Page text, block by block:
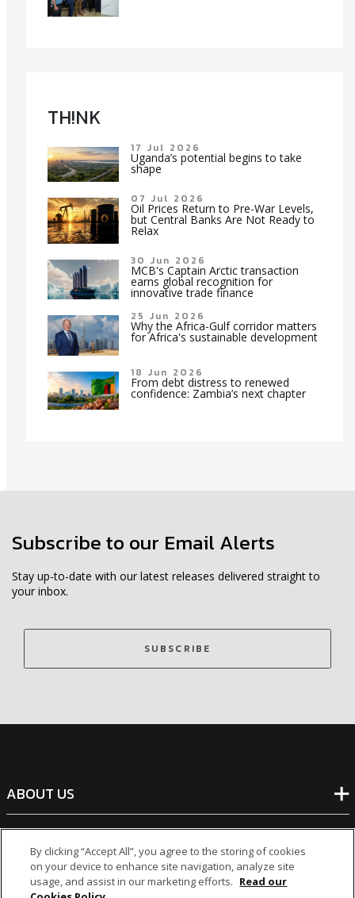
TH!NK
17 Jul 2026
Uganda’s potential begins to take
shape
07 Jul 2026
Oil Prices Return to Pre-War Levels,
but Central Banks Are Not Ready to
Relax
30 Jun 2026
MCB's Captain Arctic transaction
earns global recognition for
innovative trade finance
25 Jun 2026
Why the Africa-Gulf corridor matters
for Africa's sustainable development
18 Jun 2026
From debt distress to renewed
confidence: Zambia’s next chapter
Subscribe to our Email Alerts
Stay up-to-date with our latest releases delivered straight to
your inbox.
SUBSCRIBE
ABOUT US
BANKING
NON-BANKING
By clicking “Accept All”, you agree to the storing of cookies
on your device to enhance site navigation, analyze site
usage, and assist in our marketing efforts. Read our